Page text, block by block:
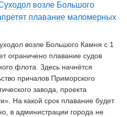
возле Большого
плавание маломерных
возле Большого Камня с 1
ограничено плавание судов
флота. Здесь начнётся
причалов Приморского
завода, проекта
На какой срок плавание будет
в администрации города не